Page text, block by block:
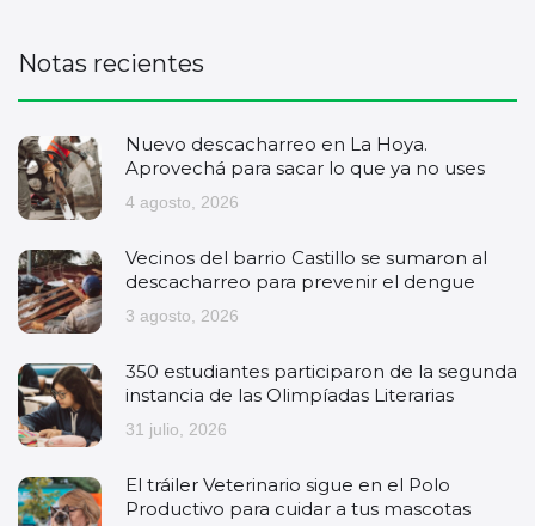
Notas recientes
Nuevo descacharreo en La Hoya.
Aprovechá para sacar lo que ya no uses
4 agosto, 2026
Vecinos del barrio Castillo se sumaron al
descacharreo para prevenir el dengue
3 agosto, 2026
350 estudiantes participaron de la segunda
instancia de las Olimpíadas Literarias
31 julio, 2026
El tráiler Veterinario sigue en el Polo
Productivo para cuidar a tus mascotas